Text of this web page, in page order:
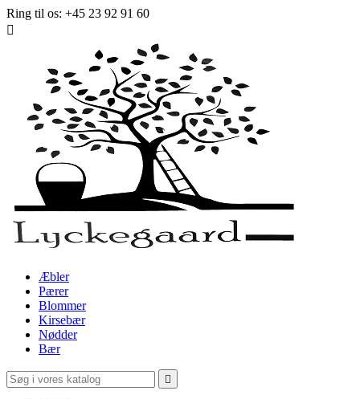
Ring til os: +45 23 92 91 60

Æbler
Pærer
Blommer
Kirsebær
Nødder
Bær
